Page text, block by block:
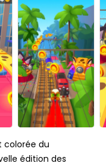
colorée du
édition des